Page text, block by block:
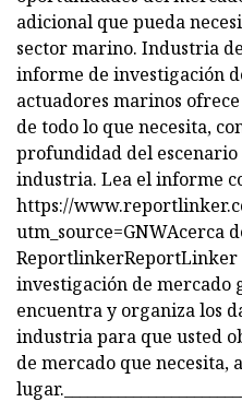
adicional que pueda
sector marino. Industria
informe de investigación
actuadores marinos
de todo lo que necesita,
profundidad del
industria. Lea el informe
https://
utm_source=GNWAcerca
ReportlinkerReportLinker
investigación de
encuentra y organiza los
industria para que usted
de mercado que necesita,